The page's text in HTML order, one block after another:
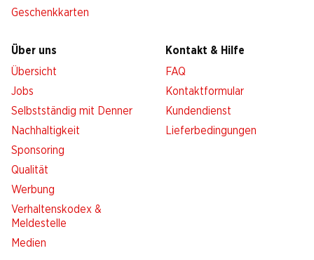
Geschenkkarten
Über uns
Übersicht
Jobs
Selbstständig mit Denner
Nachhaltigkeit
Sponsoring
Qualität
Werbung
Verhaltenskodex &
Meldestelle
Medien
Kontakt & Hilfe
FAQ
Kontaktformular
Kundendienst
Lieferbedingungen